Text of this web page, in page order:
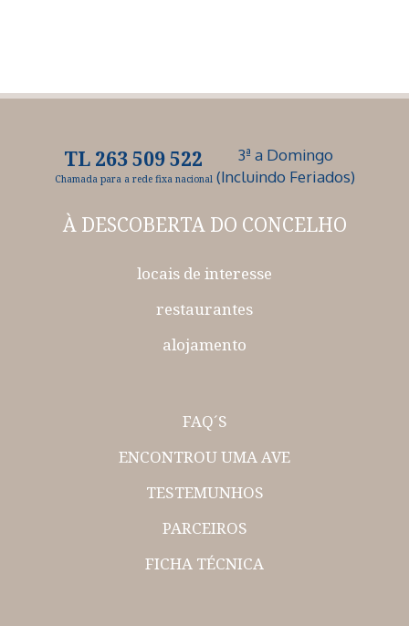
TL 263 509 522
Chamada para a rede fixa nacional
3ª a Domingo
(Incluindo Feriados)
À DESCOBERTADO CONCELHO
locais de interesse
restaurantes
alojamento
FAQ´S
ENCONTROU UMA AVE
TESTEMUNHOS
PARCEIROS
FICHA TÉCNICA